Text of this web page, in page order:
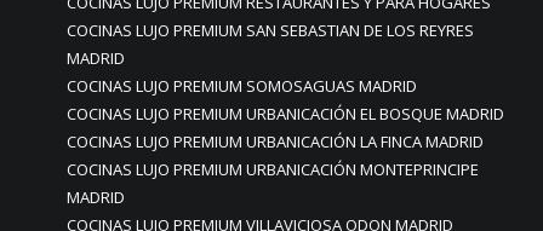
COCINAS LUJO PREMIUM SAN SEBASTIAN DE LOS REYRES
MADRID
COCINAS LUJO PREMIUM SOMOSAGUAS MADRID
COCINAS LUJO PREMIUM URBANICACIÓN EL BOSQUE MADRID
COCINAS LUJO PREMIUM URBANICACIÓN LA FINCA MADRID
COCINAS LUJO PREMIUM URBANICACIÓN MONTEPRINCIPE
MADRID
COCINAS LUJO PREMIUM VILLAVICIOSA ODON MADRID